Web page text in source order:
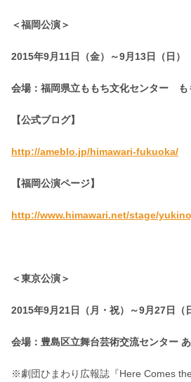
＜福岡公演＞
2015年9月11日（金）～9月13日（日）
会場：福岡県立ももち文化センター
【公式ブログ】
http://ameblo.jp/himawari-fukuoka/
【福岡公演ページ】
http://www.himawari.net/stage/
＜東京公演＞
2015年9月21日（月・祝）～9月27日（
会場：豊島区立舞台芸術交流センター
※劇団ひまわり広報誌『Here Comes